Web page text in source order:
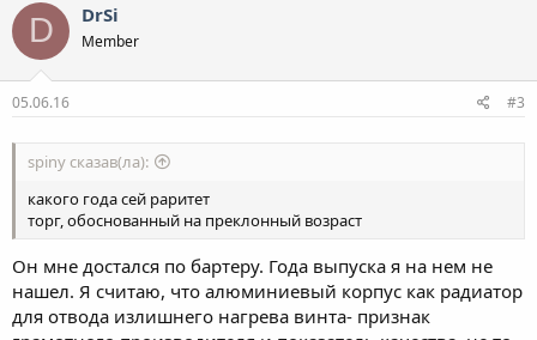
D DrSi
Member
05.06.16 #3
spiny сказав(ла):
какого года сей раритет
торг, обоснованный на преклонный возраст
Он мне достался по бартеру. Года выпуска я на нем не
нашел. Я считаю, что алюминиевый корпус как радиатор
для отвода излишнего нагрева винта- признак